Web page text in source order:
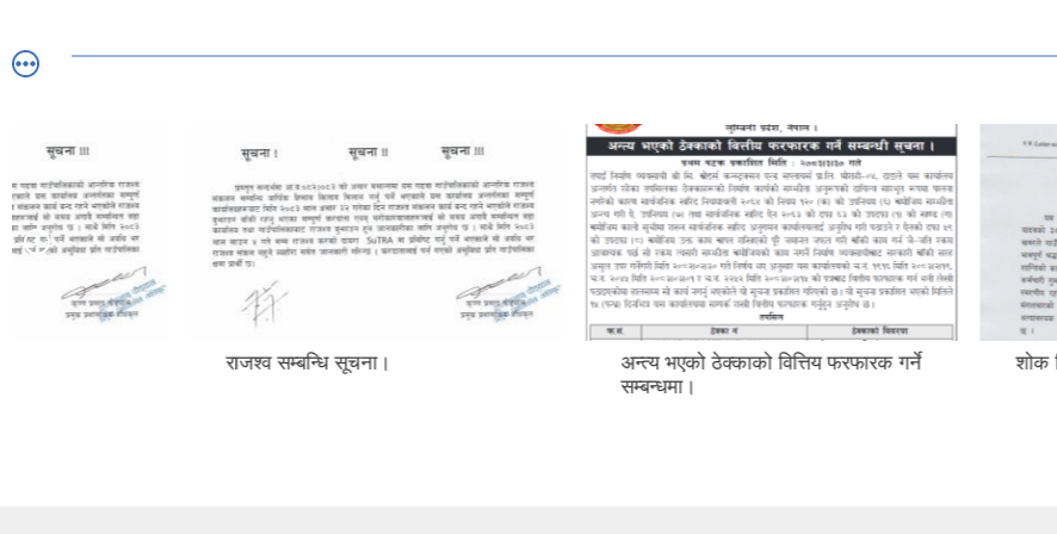
अन्त्य भएको ठेक्काको वित्तिय फरफारक गर्ने
शोक बिदा सम्बन्धी सूचना।